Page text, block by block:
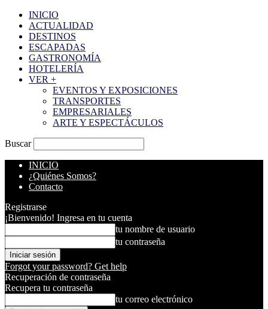
INICIO
ACTUALIDAD
DESTINOS
ESCAPADAS
GASTRONOMÍA
HOTELERÍA
VER +
EVENTOS Y EXPOSICIONES
TRANSPORTES
EMPRESARIALES
ARTE Y ESPECTÁCULOS
Buscar
INICIO
¿Quiénes Somos?
Contacto
Registrarse
¡Bienvenido! Ingresa en tu cuenta
tu nombre de usuario
tu contraseña
Forgot your password? Get help
Recuperación de contraseña
Recupera tu contraseña
tu correo electrónico